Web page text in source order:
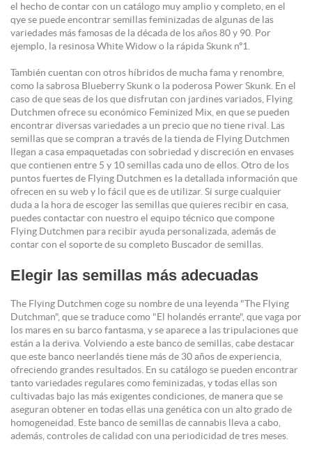
el hecho de contar con un catálogo muy amplio y completo, en el
qye se puede encontrar semillas feminizadas de algunas de las
variedades más famosas de la década de los años 80 y 90. Por
ejemplo, la resinosa White Widow o la rápida Skunk nº1.
También cuentan con otros híbridos de mucha fama y renombre,
como la sabrosa Blueberry Skunk o la poderosa Power Skunk. En el
caso de que seas de los que disfrutan con jardines variados, Flying
Dutchmen ofrece su económico Feminized Mix, en que se pueden
encontrar diversas variedades a un precio que no tiene rival. Las
semillas que se compran a través de la tienda de Flying Dutchmen
llegan a casa empaquetadas con sobriedad y discreción en envases
que contienen entre 5 y 10 semillas cada uno de ellos. Otro de los
puntos fuertes de Flying Dutchmen es la detallada información que
ofrecen en su web y lo fácil que es de utilizar. Si surge cualquier
duda a la hora de escoger las semillas que quieres recibir en casa,
puedes contactar con nuestro el equipo técnico que compone
Flying Dutchmen para recibir ayuda personalizada, además de
contar con el soporte de su completo Buscador de semillas.
Elegir las semillas más adecuadas
The Flying Dutchmen coge su nombre de una leyenda "The Flying
Dutchman", que se traduce como "El holandés errante", que vaga por
los mares en su barco fantasma, y se aparece a las tripulaciones que
están a la deriva. Volviendo a este banco de semillas, cabe destacar
que este banco neerlandés tiene más de 30 años de experiencia,
ofreciendo grandes resultados. En su catálogo se pueden encontrar
tanto variedades regulares como feminizadas, y todas ellas son
cultivadas bajo las más exigentes condiciones, de manera que se
aseguran obtener en todas ellas una genética con un alto grado de
homogeneidad. Este banco de semillas de cannabis lleva a cabo,
además, controles de calidad con una periodicidad de tres meses.